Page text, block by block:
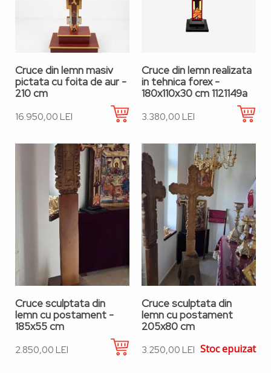
Cruce din lemn masiv
pictata cu foita de aur -
210 cm
16.950,00 LEI
Cruce din lemn realizata
in tehnica forex -
180x110x30 cm 1121149a
3.380,00 LEI
Cruce sculptata din
lemn cu postament -
185x55 cm
2.850,00 LEI
Cruce sculptata din
lemn cu postament
205x80 cm
3.250,00 LEI Stoc epuizat